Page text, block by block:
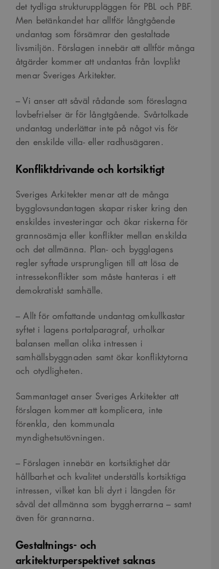
det tydliga strukturuppläggen för PBL och PBF.
Men betänkandet har alltför långtgående
undantag som försämrar den gestaltade
livsmiljön. Förslagen innebär att alltför många
åtgärder kommer att undantas från lovplikt
menar Sveriges Arkitekter.
– Vi anser att såväl rådande som föreslagna
lovbefrielser är för långtgående. Svårtolkade
undantag underlättar inte på något vis för
den enskilde villa- eller radhusägaren.
Konfliktdrivande och kortsiktigt
Sveriges Arkitekter menar att de många
bygglovsundantagen skapar risker kring den
enskildes investeringar och ökar riskerna för
grannosämja eller konflikter mellan enskilda
och det allmänna. Plan- och bygglagens
regler syftade ursprungligen till att lösa de
intressekonflikter som måste hanteras i ett
demokratiskt samhälle.
– Allt för omfattande undantag omkullkastar
syftet i lagens portalparagraf, urholkar
balansen mellan olika intressen i
samhällsbyggnaden samt ökar konfliktytorna
och otydligheten.
Sammantaget anser Sveriges Arkitekter att
förslagen kommer att komplicera, inte
förenkla, den kommunala
myndighetsutövningen.
– Förslagen innebär en kortsiktighet där
hållbarhet och kvalitet underställs kortsiktiga
intressen, vilket kan bli dyrt i längden för
såväl det allmänna som byggherrarna – samt
även för grannarna.
Gestaltnings- och
arkitekturperspektivet saknas